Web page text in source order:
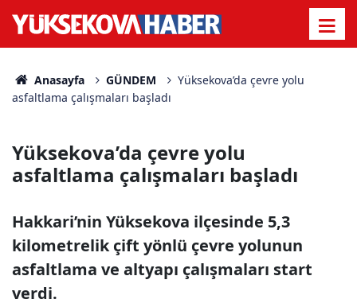
Anasayfa GÜNDEM
Yüksekova’da çevre yolu
asfaltlama çalışmaları başladı
Yüksekova’da çevre yolu
asfaltlama çalışmaları başladı
Hakkari’nin Yüksekova ilçesinde 5,3
kilometrelik çift yönlü çevre yolunun
asfaltlama ve altyapı çalışmaları start
verdi.